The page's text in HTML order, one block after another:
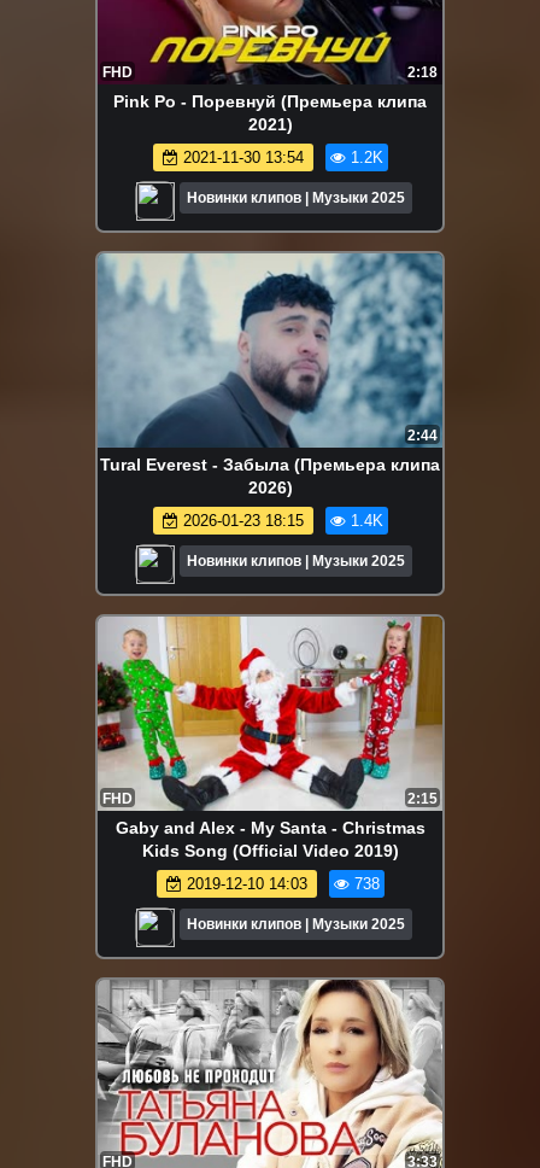
FHD 2:18
Pink Po - Поревнуй (Премьера клипа
2021)
2021-11-30 13:54 1.2K
Новинки клипов | Музыки 2025
2:44
Tural Everest - Забыла (Премьера клипа
2026)
2026-01-23 18:15 1.4K
Новинки клипов | Музыки 2025
FHD 2:15
Gaby and Alex - My Santa - Christmas
Kids Song (Official Video 2019)
2019-12-10 14:03 738
Новинки клипов | Музыки 2025
FHD 3:33